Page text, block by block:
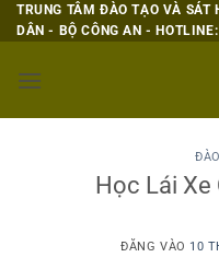
Bỏ
qua
dung
TRUNG TÂM ĐÀO TẠO VÀ SÁT
DÂN - BỘ CÔNG AN -
Học Lái Xe
ĐĂNG VÀO 10